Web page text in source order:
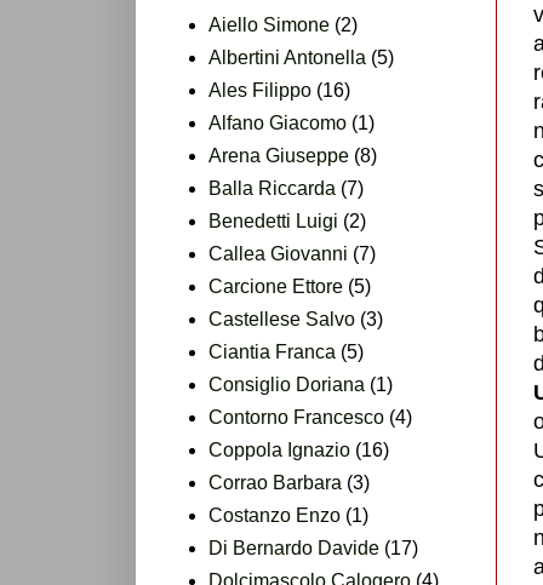
Aiello Simone (2)
Albertini Antonella (5)
Ales Filippo (16)
Alfano Giacomo (1)
Arena Giuseppe (8)
Balla Riccarda (7)
Benedetti Luigi (2)
Callea Giovanni (7)
Carcione Ettore (5)
Castellese Salvo (3)
Ciantia Franca (5)
Consiglio Doriana (1)
Contorno Francesco (4)
Coppola Ignazio (16)
Corrao Barbara (3)
Costanzo Enzo (1)
Di Bernardo Davide (17)
Dolcimascolo Calogero (4)